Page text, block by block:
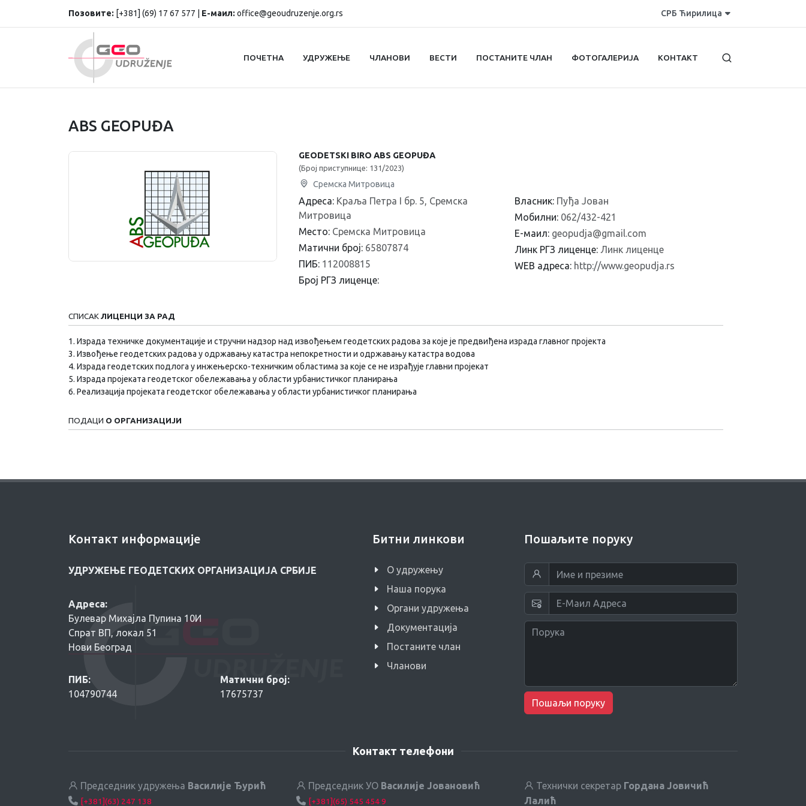
Позовите: [+381] (69) 17 67 577 | Е-маил: office@geoudruzenje.org.rs СРБ Ћирилица
ПОЧЕТНА УДРУЖЕЊЕ ЧЛАНОВИ ВЕСТИ ПОСТАНИТЕ ЧЛАН ФОТОГАЛЕРИЈА КОНТАКТ
ABS GEOPUĐA
GEODETSKI BIRO ABS GEOPUĐA
(Број приступнице: 131/2023)
Сремска Митровица
Адреса: Краља Петра I бр. 5, Сремска
Митровица
Место: Сремска Митровица
Матични број: 65807874
ПИБ: 112008815
Број РГЗ лиценце:
Власник: Пуђа Јован
Мобилни: 062/432-421
Е-маил: geopudja@gmail.com
Линк РГЗ лиценце: Линк лиценце
WEB адреса: http://www.geopudja.rs
СПИСАК ЛИЦЕНЦИ ЗА РАД
1. Израда техничке документације и стручни надзор над извођењем геодетских радова за које је предвиђена израда главног пројекта
3. Извођење геодетских радова у одржавању катастра непокретности и одржавању катастра водова
4. Израда геодетских подлога у инжењерско-техничким областима за које се не израђује главни пројекат
5. Израда пројеката геодетског обележавања у области урбанистичког планирања
6. Реализација пројеката геодетског обележавања у области урбанистичког планирања
ПОДАЦИ О ОРГАНИЗАЦИЈИ
Контакт информације
УДРУЖЕЊЕ ГЕОДЕТСКИХ ОРГАНИЗАЦИЈА СРБИЈЕ
Адреса:
Булевар Михајла Пупина 10И
Спрат ВП, локал 51
Нови Београд
ПИБ:
104790744
Матични број:
17675737
Битни линкови
O удружењу
Наша порука
Органи удружења
Документација
Постаните члан
Чланови
Пошаљите поруку
Пошаљи поруку
Контакт телефони
Председник удружења Василије Ђурић
[+381](63) 247 138
Председник УО Василије Јовановић
[+381](65) 545 454 9
Технички секретар Гордана Јовичић
Лалић